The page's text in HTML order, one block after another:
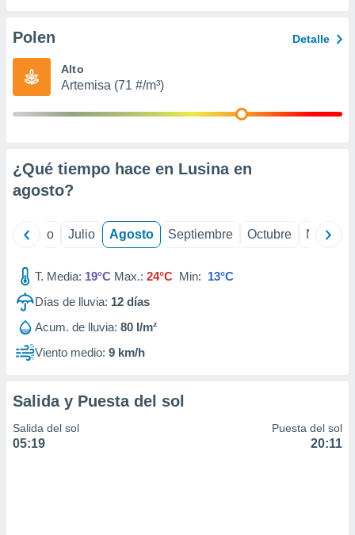
e
mediante
de
1199
Polen Detalle
Alto
Artemisa (71 #/m³)
¿Qué tiempo hace en Lusina en
agosto?
Junio Julio Agosto Septiembre Octubre
T. Media: 19°C Max.: 24°C Min: 13°C
Días de lluvia: 12 días
Acum. de lluvia: 80 l/m²
Viento medio: 9 km/h
Salida y Puesta del sol
Salida del sol
05:19
Puesta del sol
20:11